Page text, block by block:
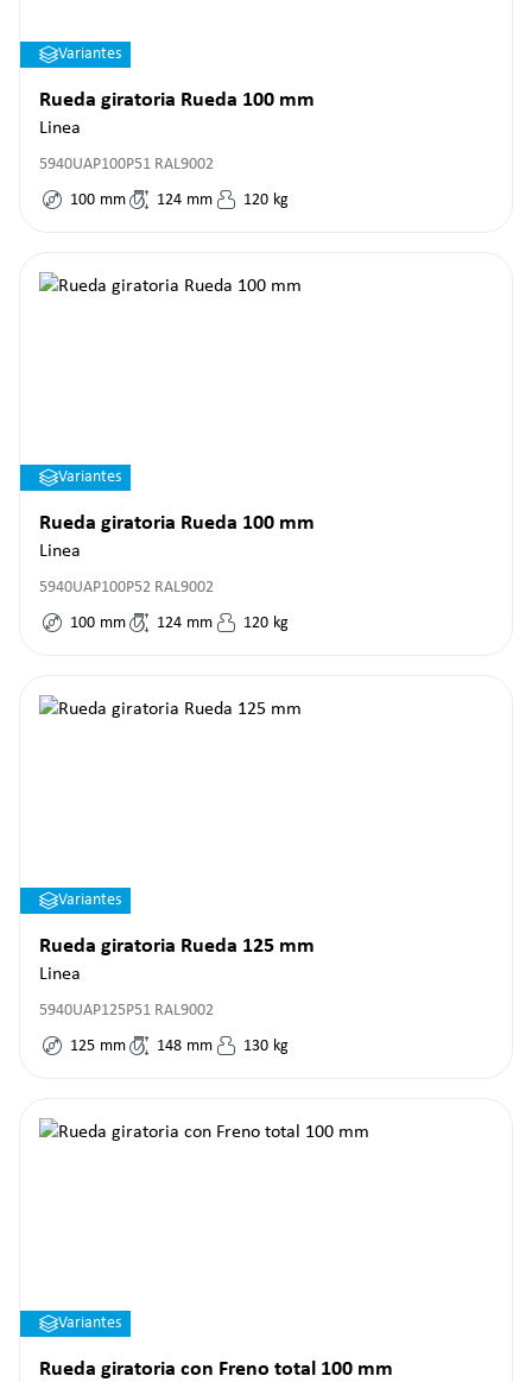
Variantes
Rueda giratoria Rueda 100 mm
Linea
5940UAP100P51 RAL9002
100 mm 124 mm 120 kg
Variantes
Rueda giratoria Rueda 100 mm
Linea
5940UAP100P52 RAL9002
100 mm 124 mm 120 kg
Variantes
Rueda giratoria Rueda 125 mm
Linea
5940UAP125P51 RAL9002
125 mm 148 mm 130 kg
Variantes
Rueda giratoria con Freno total 100 mm